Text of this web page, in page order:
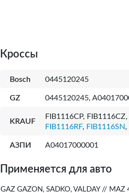
Кроссы
Bosch 0445120245
GZ 0445120245,
KRAUF
FIB1116CP,
FIB1116RF, FIB1116SN,
АЗПИ А04017000001
Применяется для авто
GAZ GAZON, SADKO, VALDAY //